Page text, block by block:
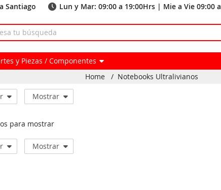
Santiago Lun y Mar: 09:00 a 19:00Hrs | Mie a Vie 09:00
y Piezas / Componentes
Home
/ Notebooks Ultralivianos
Mostrar
para mostrar
Mostrar